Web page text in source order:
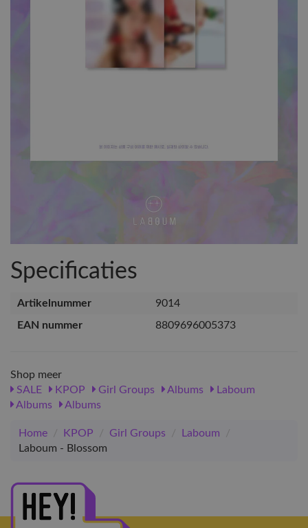
Specificaties
Artikelnummer
9014
EAN nummer
8809696005373
Shop meer
SALE
KPOP Girl Groups Albums
Laboum
Albums
Albums
Home / KPOP / Girl Groups / Laboum
/
Laboum - Blossom